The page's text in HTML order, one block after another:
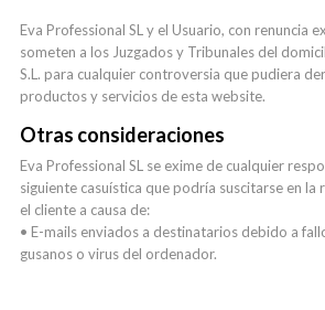
Eva Professional SL y el Usuario, con renuncia
someten a los Juzgados y Tribunales del
S.L. para cualquier controversia que pudiera
productos y servicios de esta website.
Otras consideraciones
Eva Professional SL se exime de cualquier
siguiente casuística que podría suscitarse en la
el cliente a causa de:
• E-mails enviados a destinatarios debido a
gusanos o virus del ordenador.